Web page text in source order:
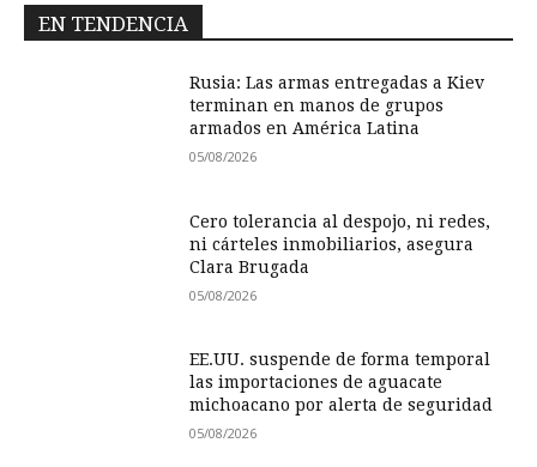
EN TENDENCIA
Rusia: Las armas entregadas a Kiev
terminan en manos de grupos
armados en América Latina
05/08/2026
Cero tolerancia al despojo, ni redes,
ni cárteles inmobiliarios, asegura
Clara Brugada
05/08/2026
EE.UU. suspende de forma temporal
las importaciones de aguacate
michoacano por alerta de seguridad
05/08/2026